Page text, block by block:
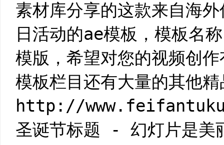
素材库分享的这款来自海
日活动的ae模板，模板名
模版，希望对您的视频创
模板栏目还有大量的其他
http://
圣诞节标题 - 幻灯片是